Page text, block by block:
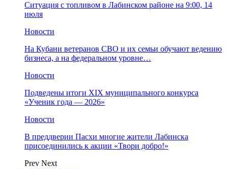
Ситуация с топливом в Лабинском районе на 9:00, 14
июля
Новости
На Кубани ветеранов СВО и их семьи обучают ведению
бизнеса, а на федеральном уровне…
Новости
Подведены итоги XIX муниципального конкурса
«Ученик года — 2026»
Новости
В преддверии Пасхи многие жители Лабинска
присоединились к акции «Твори добро!»
Prev Next